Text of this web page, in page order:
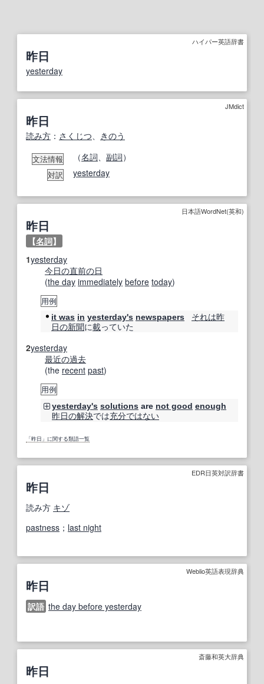
ハイパー英語辞書
昨日
yesterday
JMdict
昨日
読み方 ： さくじつ きのう
文法情報 （名詞 副詞）
対訳 yesterday
日本語WordNet(英和)
昨日
【名詞】
1yesterday
今日の直前の日
(the day immediately before today)
用例
it was in yesterday's newspapers それは昨
日の新聞に載っていた
2yesterday
最近の過去
(the recent past)
用例
yesterday's solutions are not good enough
昨日の解決では充分ではない
「昨日」に関する類語一覧
EDR日英対訳辞書
昨日
読み方 キゾ
pastness ； last night
Weblio英語表現辞典
昨日
訳語 the day before yesterday
斎藤和英大辞典
昨日